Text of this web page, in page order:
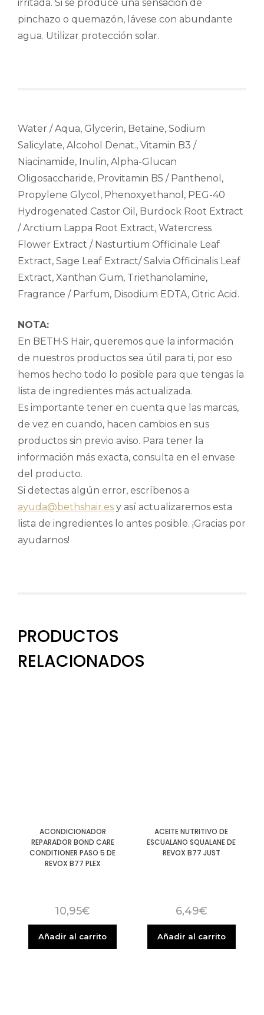
irritada. Si se produce una sensación de
pinchazo o quemazón, lávese con abundante
agua. Utilizar protección solar.
Water / Aqua, Glycerin, Betaine, Sodium
Salicylate, Alcohol Denat., Vitamin B3 /
Niacinamide, Inulin, Alpha-Glucan
Oligosaccharide, Provitamin B5 / Panthenol,
Propylene Glycol, Phenoxyethanol, PEG-40
Hydrogenated Castor Oil, Burdock Root Extract
/ Arctium Lappa Root Extract, Watercress
Flower Extract / Nasturtium Officinale Leaf
Extract, Sage Leaf Extract/ Salvia Officinalis Leaf
Extract, Xanthan Gum, Triethanolamine,
Fragrance / Parfum, Disodium EDTA, Citric Acid.
NOTA:
En BETH·S Hair, queremos que la información
de nuestros productos sea útil para ti, por eso
hemos hecho todo lo posible para que tengas la
lista de ingredientes más actualizada.
Es importante tener en cuenta que las marcas,
de vez en cuando, hacen cambios en sus
productos sin previo aviso. Para tener la
información más exacta, consulta en el envase
del producto.
Si detectas algún error, escríbenos a
ayuda@bethshair.es y así actualizaremos esta
lista de ingredientes lo antes posible. ¡Gracias por
ayudarnos!
PRODUCTOS
RELACIONADOS
ACONDICIONADOR
REPARADOR BOND CARE
CONDITIONER PASO 5 DE
REVOX B77 PLEX
10,95€
Añadir al carrito
ACEITE NUTRITIVO DE
ESCUALANO SQUALANE DE
REVOX B77 JUST
6,49€
Añadir al carrito